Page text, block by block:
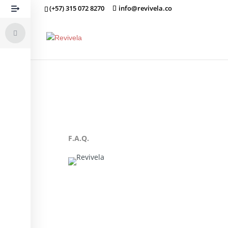
(+57) 315 072 8270 info@revivela.co
F.A.Q.